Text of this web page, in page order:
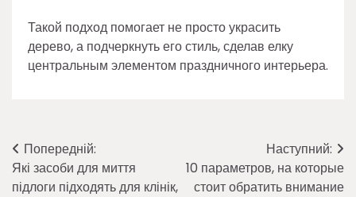
Такой подход помогает не просто украсить
дерево, а подчеркнуть его стиль, сделав елку
центральным элементом праздничного интерьера.
Навігація
записів
Попередній:
Які засоби для миття
підлоги підходять для клінік,
Наступний:
10 параметров, на которые
стоит обратить внимание